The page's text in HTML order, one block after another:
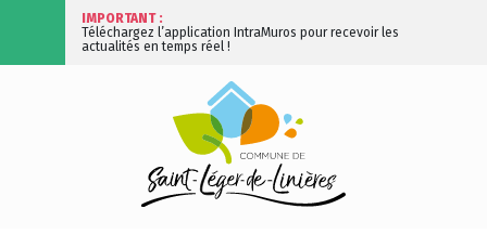
IMPORTANT :
Téléchargez l’application IntraMuros pour recevoir les
actualités en temps réel !